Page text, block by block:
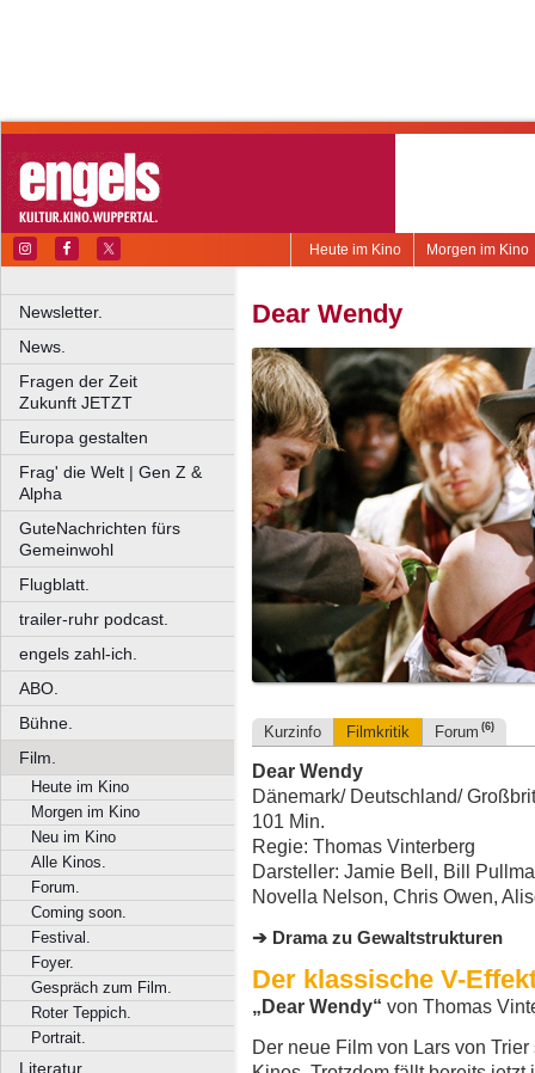
Morgen im Kino
Heute im Kino
Newsletter.
News.
Fragen der Zeit
Zukunft JETZT
Europa gestalten
Frag' die Welt | Gen Z &
Alpha
GuteNachrichten fürs
Gemeinwohl
Flugblatt.
trailer-ruhr podcast.
engels zahl-ich.
ABO.
Bühne.
Film.
Heute im Kino
Morgen im Kino
Neu im Kino
Alle Kinos.
Forum.
Coming soon.
Festival.
Foyer.
Gespräch zum Film.
Roter Teppich.
Portrait.
Literatur.
Dear Wendy
Kurzinfo Filmkritik Forum (6)
Dear Wendy
Dänemark/ Deutschland/
101 Min.
Regie: Thomas Vinterberg
Darsteller: Jamie Bell, Bill
Novella Nelson, Chris Owen,
Drama zu Gewaltstrukturen
Der klassische V-
„Dear Wendy“ von Thomas
Der neue Film von Lars von